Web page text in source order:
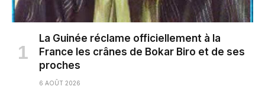
La Guinée réclame officiellement à la
France les crânes de Bokar Biro et de ses
proches
6 AOÛT 2026